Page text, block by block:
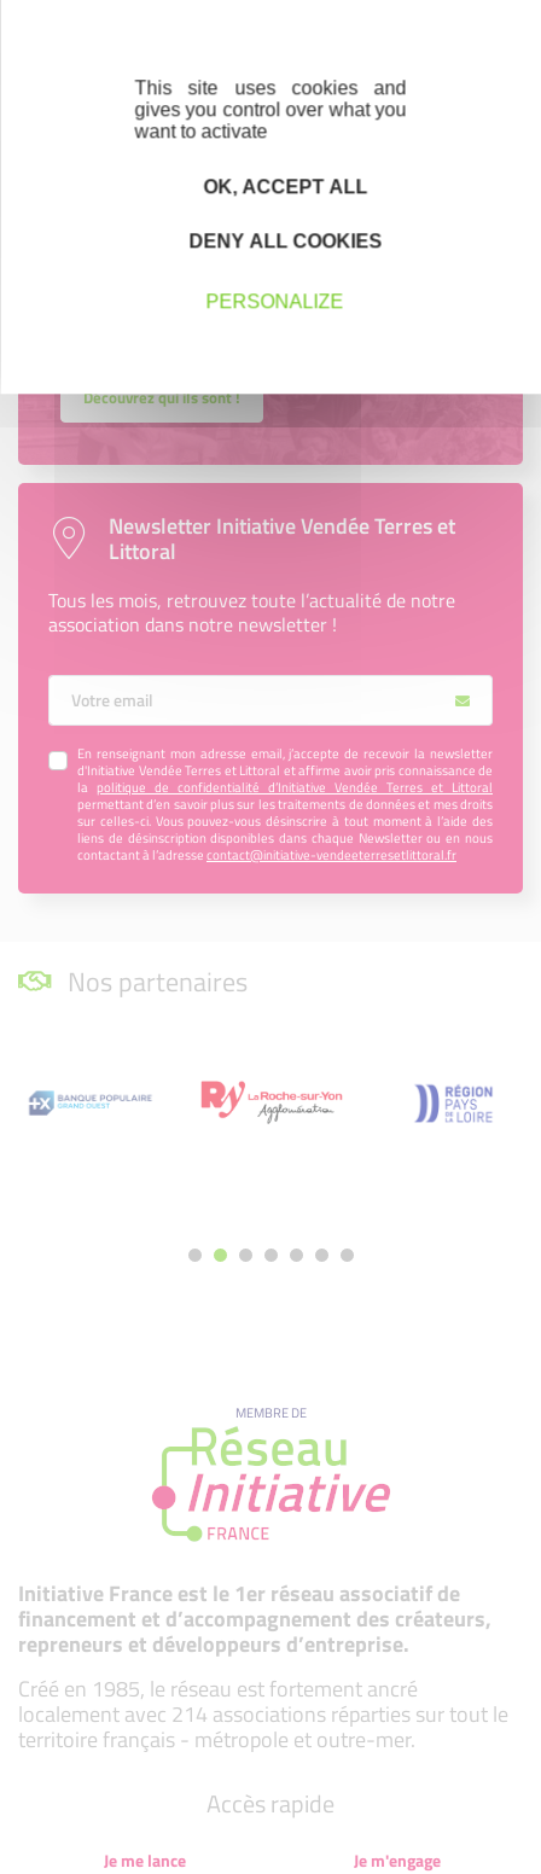
En savoir plus
Nous les avons accompagnés dans leur
Découvrez qui ils sont !
Newsletter Initiative Vendée Terres et
Littoral
Tous les mois, retrouvez toute l’actualité de notre
association dans notre newsletter !
Votre Email
En renseignant mon adresse email, j’accepte de recevoir la newsletter
d'Initiative Vendée Terres et Littoral et affirme avoir pris connaissance de
la politique de confidentialité d’Initiative Vendée Terres et Littoral
permettant d’en savoir plus sur les traitements de données et mes droits
sur celles-ci. Vous pouvez-vous désinscrire à tout moment à l’aide des
liens de désinscription disponibles dans chaque Newsletter ou en nous
contactant à l’adressecontact@initiative-vendeeterresetlittoral.fr
Nos partenaires
MEMBRE DE
Initiative France est le 1er réseau associatif de
financement et d’accompagnement des créateurs,
repreneurs et développeurs d’entreprise.
Créé en 1985, le réseau est fortement ancré
localement avec 214 associations réparties sur tout le
territoire français - métropole et outre-mer.
Accès rapide
Je me lance
Je m'engage
This site uses cookies and
gives you control over what you
want to activate
OK, ACCEPT ALL
DENY ALL COOKIES
PERSONALIZE